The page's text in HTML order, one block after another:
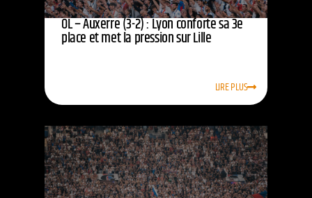
OL – Auxerre (3-2) : Lyon conforte sa 3e
place et met la pression sur Lille
LIRE PLUS